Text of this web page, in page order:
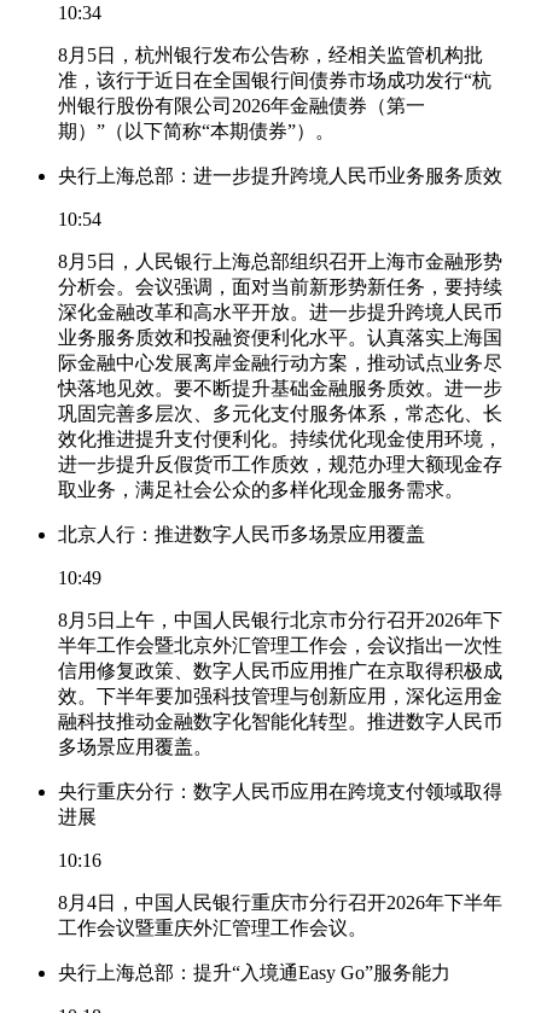
10:34
8月5日，杭州银行发布公告称，经相关监管机构批
准，该行于近日在全国银行间债券市场成功发行“杭
州银行股份有限公司2026年金融债券（第一
期）”（以下简称“本期债券”）。
央行上海总部：进一步提升跨境人民币业务服务质效
10:54
8月5日，人民银行上海总部组织召开上海市金融形势
分析会。会议强调，面对当前新形势新任务，要持续
深化金融改革和高水平开放。进一步提升跨境人民币
业务服务质效和投融资便利化水平。认真落实上海国
际金融中心发展离岸金融行动方案，推动试点业务尽
快落地见效。要不断提升基础金融服务质效。进一步
巩固完善多层次、多元化支付服务体系，常态化、长
效化推进提升支付便利化。持续优化现金使用环境，
进一步提升反假货币工作质效，规范办理大额现金存
取业务，满足社会公众的多样化现金服务需求。
北京人行：推进数字人民币多场景应用覆盖
10:49
8月5日上午，中国人民银行北京市分行召开2026年下
半年工作会暨北京外汇管理工作会，会议指出一次性
信用修复政策、数字人民币应用推广在京取得积极成
效。下半年要加强科技管理与创新应用，深化运用金
融科技推动金融数字化智能化转型。推进数字人民币
多场景应用覆盖。
央行重庆分行：数字人民币应用在跨境支付领域取得
进展
10:16
8月4日，中国人民银行重庆市分行召开2026年下半年
工作会议暨重庆外汇管理工作会议。
央行上海总部：提升“入境通Easy Go”服务能力